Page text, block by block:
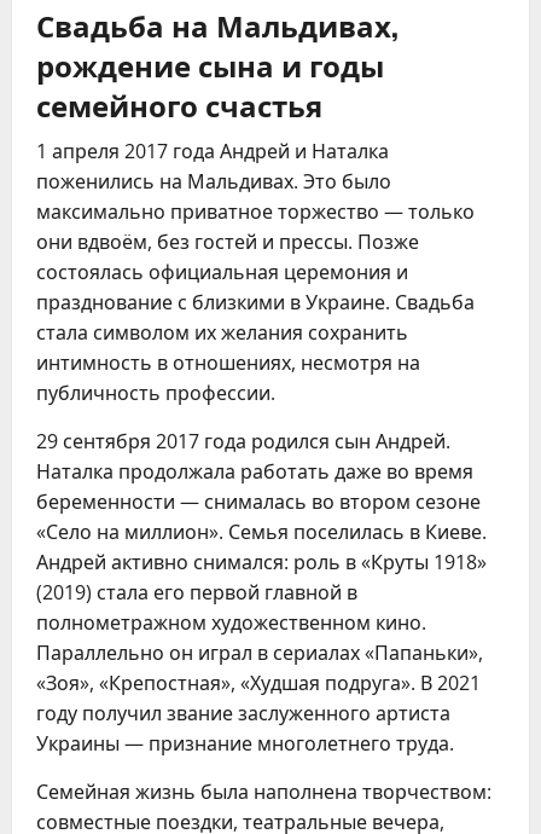
Свадьба на Мальдивах,
рождение сына и годы
семейного счастья
1 апреля 2017 года Андрей и Наталка
поженились на Мальдивах. Это было
максимально приватное торжество — только
они вдвоём, без гостей и прессы. Позже
состоялась официальная церемония и
празднование с близкими в Украине. Свадьба
стала символом их желания сохранить
интимность в отношениях, несмотря на
публичность профессии.
29 сентября 2017 года родился сын Андрей.
Наталка продолжала работать даже во время
беременности — снималась во втором сезоне
«Село на миллион». Семья поселилась в Киеве.
Андрей активно снимался: роль в «Круты 1918»
(2019) стала его первой главной в
полнометражном художественном кино.
Параллельно он играл в сериалах «Папаньки»,
«Зоя», «Крепостная», «Худшая подруга». В 2021
году получил звание заслуженного артиста
Украины — признание многолетнего труда.
Семейная жизнь была наполнена творчеством:
совместные поездки, театральные вечера,